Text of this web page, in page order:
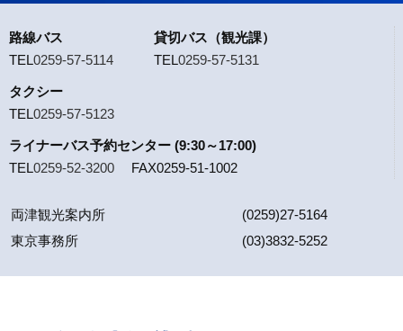
路線バス
TEL0259-57-5114
貸切バス（観光課）
TEL0259-57-5131
タクシー
TEL0259-57-5123
ライナーバス予約センター (9:30～17:00)
TEL0259-52-3200 FAX0259-51-1002
両津観光案内所
(0259)27-5164
東京事務所
(03)3832-5252